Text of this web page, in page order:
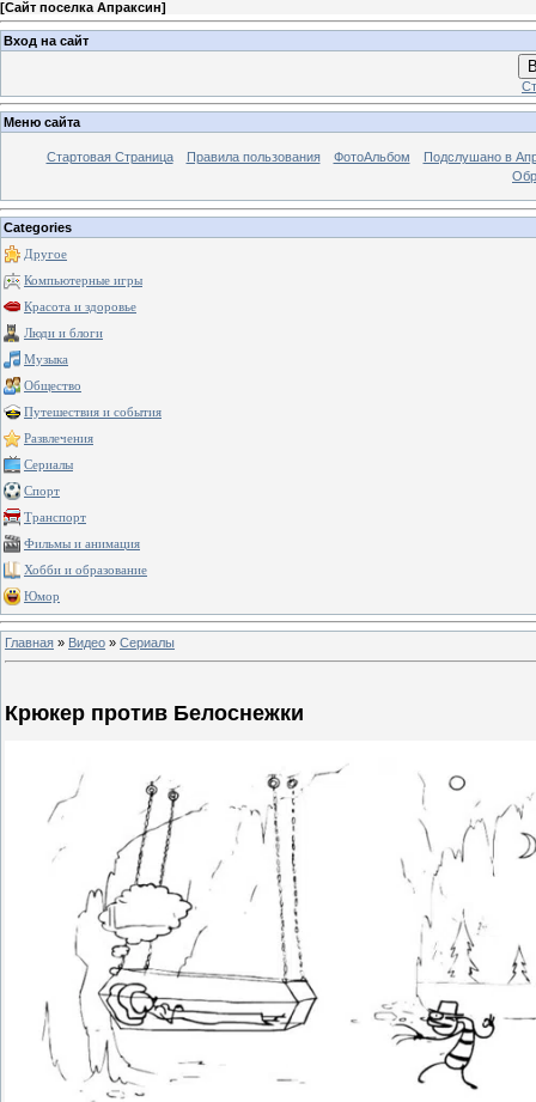
[Сайт поселка Апраксин]
Вход на сайт
Меню сайта
Стартовая Страница Правила пользования ФотоАльбом
Подслушано в
Categories
Другое
Компьютерные игры
Красота и здоровье
Люди и блоги
Музыка
Общество
Путешествия и события
Развлечения
Сериалы
Спорт
Транспорт
Фильмы и анимация
Хобби и образование
Юмор
Главная » Видео » Сериалы
Крюкер против Белоснежки